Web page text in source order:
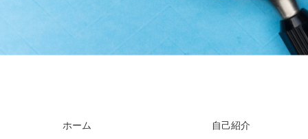
ホーム 自己紹介